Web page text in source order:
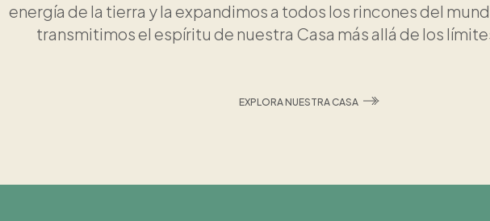
energía de la tierra y la expandimos a todos los rincones del
transmitimos el espíritu de nuestra Casa más allá de los
EXPLORA NUESTRA CASA